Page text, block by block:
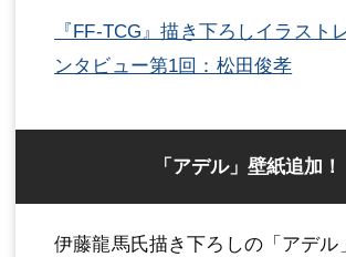
『FF-TCG』描き下ろしイラスト
ンタビュー第1回：松田俊孝
「アデル」壁紙追加！
伊藤龍馬氏描き下ろしの「アデル